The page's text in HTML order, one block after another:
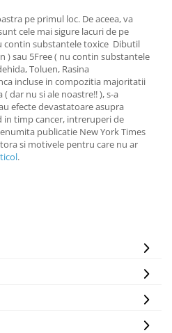
pe primul loc. De aceea, va
cele mai sigure lacuri de pe
contin substantele toxice Dibutil
) sau 5Free ( nu contin substantele
Toluen, Rasina
incluse in compozitia majoritatii
dar nu si ale noastre!! ), s-a
efecte devastatoare asupra
timp cancer, intreruperi de
publicatie New York Times
si motivele pentru care nu ar
.